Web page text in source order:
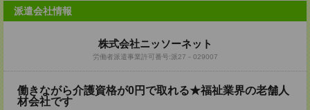
派遣会社情報
株式会社ニッソーネット
労働者派遣事業許可番号:派27－029007
働きながら介護資格が0円で取れる★福祉業界の老舗人
材会社です